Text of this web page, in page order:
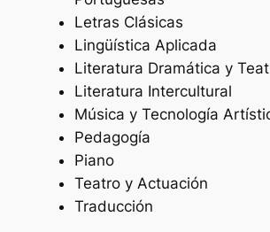
Letras Clásicas
Lingüística Aplicada
Literatura Dramática y
Literatura Intercultural
Música y Tecnología
Pedagogía
Piano
Teatro y Actuación
Traducción